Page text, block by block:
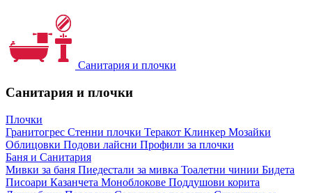
Санитария и плочки
Санитария и плочки
Плочки
Гранитогрес Стенни плочки Теракот Клинкер Мозайки
Облицовки Подови лайсни Профили за плочки
Баня и Санитария
Мивки за баня Пиедестали за мивка Тоалетни чинии Бидета
Писоари Казанчета Моноблокове Поддушови корита